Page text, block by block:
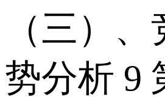
（三）
势分析 9